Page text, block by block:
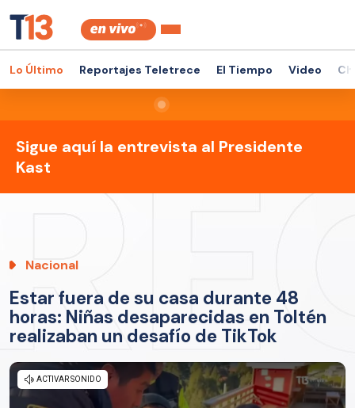
Lo Último Reportajes Teletrece El Tiempo Video
Sigue aquí la entrevista al Presidente
Kast
Nacional
Estar fuera de su casa durante 48
horas: Niñas desaparecidas en Toltén
realizaban un desafío de TikTok